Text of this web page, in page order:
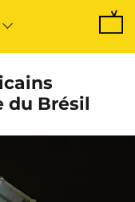
du Brésil